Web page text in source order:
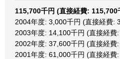
115,700千円 (直接経費: 115,700
2004年度: 3,000千円 (直接経費:
2003年度: 14,100千円 (直接経費
2002年度: 37,600千円 (直接経費
2001年度: 61,000千円 (直接経費